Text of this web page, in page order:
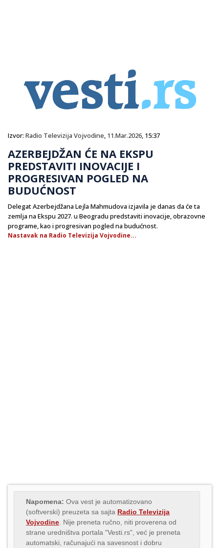
Izvor: Radio Televizija Vojvodine, 11.Mar.2026, 15:37
AZERBEJDŽAN ĆE NA EKSPU
PREDSTAVITI INOVACIJE I
PROGRESIVAN POGLED NA
BUDUĆNOST
Delegat Azerbejdžana Lejla Mahmudova izjavila je danas da će ta
zemlja na Ekspu 2027. u Beogradu predstaviti inovacije, obrazovne
programe, kao i progresivan pogled na budućnost.
Nastavak na Radio Televizija Vojvodine...
Napomena: Ova vest je automatizovano
(softverski) preuzeta sa sajta Radio Televizija
Vojvodine . Nije preneta ručno, niti proverena od
strane uredništva portala "Vesti.rs", već je preneta
automatski, računajući na savesnost i dobru